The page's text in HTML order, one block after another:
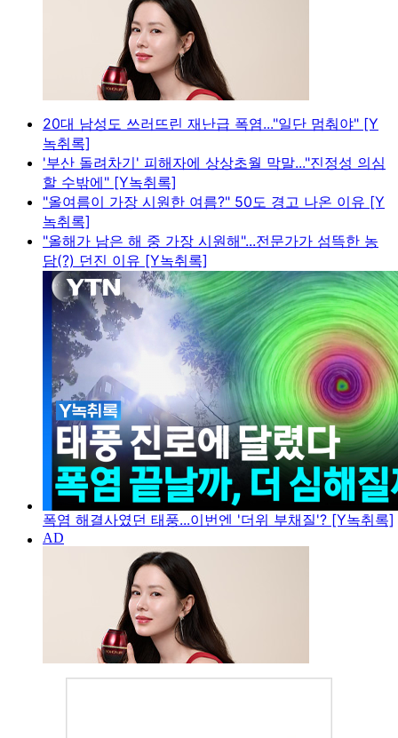
20대 남성도 쓰러뜨린 재난급 폭염..."일단 멈춰야" [Y
녹취록]
'부산 돌려차기' 피해자에 상상초월 막말..."진정성 의심
할 수밖에" [Y녹취록]
"올여름이 가장 시원한 여름?" 50도 경고 나온 이유 [Y
녹취록]
"올해가 남은 해 중 가장 시원해"...전문가가 섬뜩한 농
담(?) 던진 이유 [Y녹취록]
폭염 해결사였던 태풍...이번엔 '더위 부채질'? [Y녹취록]